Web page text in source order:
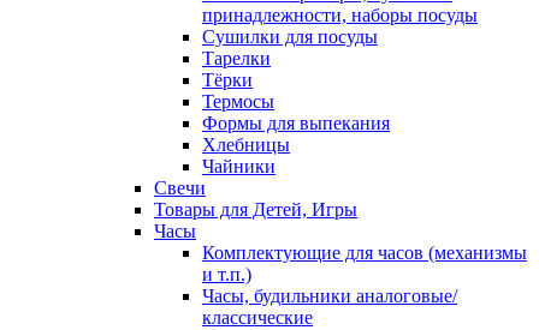
принадлежности, наборы посуды
Сушилки для посуды
Тарелки
Тёрки
Термосы
Формы для выпекания
Хлебницы
Чайники
Свечи
Товары для Детей, Игры
Часы
Комплектующие для часов (механизмы
и т.п.)
Часы, будильники аналоговые/
классические